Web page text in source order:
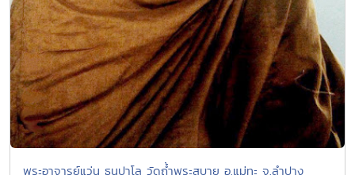
พระอาจารย์แว่น ธนปาโล วัดถ้ำพระสบาย อ.แม่ทะ จ.ลำปาง